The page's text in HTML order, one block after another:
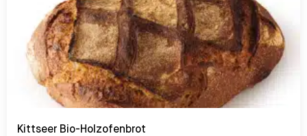
Kittseer Bio-Holzofenbrot